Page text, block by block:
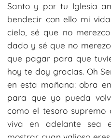
Santo y por tu Iglesia
bendecir con ello mi
cielo, sé que no
dado y sé que no
que pagar para que
hoy te doy gracias. Oh
en esta mañana: obra
para que yo pueda
como el tesoro
viva en adelante sea